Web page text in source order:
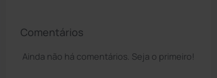
Comentários
Ainda não há comentários. Seja o primeiro!